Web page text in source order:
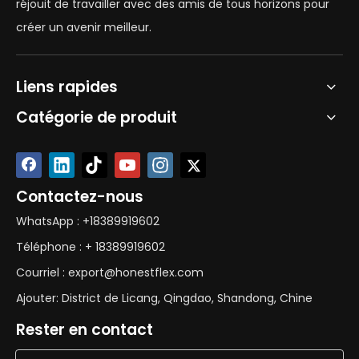
réjouit de travailler avec des amis de tous horizons pour
créer un avenir meilleur.
Liens rapides
Catégorie de produit
Contactez-nous
WhatsApp : +18389919602
Téléphone : + 18389919602
Courriel : export@honestflex.com
Ajouter: District de Licang, Qingdao, Shandong, Chine
Rester en contact